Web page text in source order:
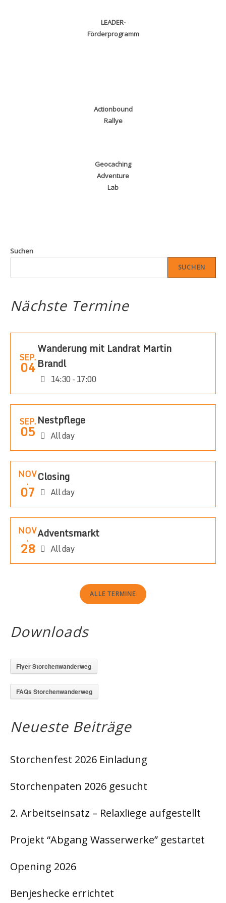
LEADER-
Förderprogramm
Actionbound
Rallye
Geocaching
Adventure
Lab
Suchen
SUCHEN
Nächste Termine
SEP.
04
Wanderung mit Landrat Martin
Brandl
14:30 - 17:00
SEP.
05
Nestpflege
All day
NOV
.
07
Closing
All day
NOV
.
28
Adventsmarkt
All day
ALLE TERMINE
Downloads
Flyer Storchenwanderweg
FAQs Storchenwanderweg
Neueste Beiträge
Storchenfest 2026 Einladung
Storchenpaten 2026 gesucht
2. Arbeitseinsatz – Relaxliege aufgestellt
Projekt “Abgang Wasserwerke” gestartet
Opening 2026
Benjeshecke errichtet